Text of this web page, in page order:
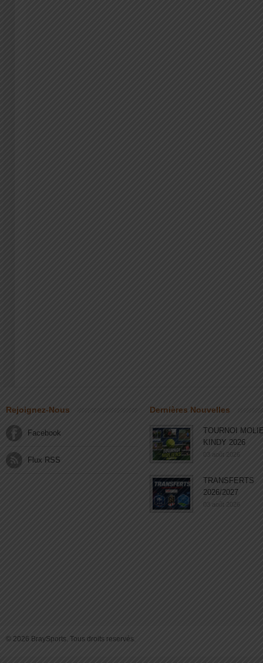
Rejoignez-Nous
Facebook
Flux RSS
Dernières Nouvelles
TOURNOI
KINDY 2026
03 août 2026
TRANSFERTS
2026/2027
03 août 2026
© 2026 BraySports. Tous droits reservés.